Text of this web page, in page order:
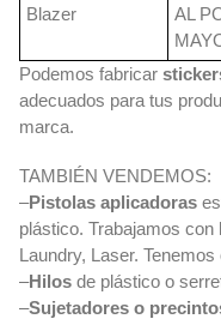
Blazer
AL
Podemos fabricar
adecuados para tus
marca.
TAMBIÉN VENDEMOS:
–Pistolas aplicadoras
plástico. Trabajamos con
Laundry, Laser.
–Hilos de plástico o
–Sujetadores o